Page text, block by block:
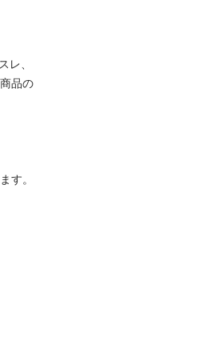
レ、
品の
す。